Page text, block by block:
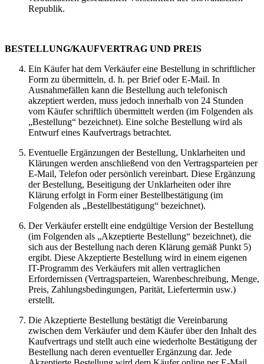
Republik.
BESTELLUNG/KAUFVERTRAG UND PREIS
Ein Käufer hat dem Verkäufer eine Bestellung in schriftlicher
Form zu übermitteln, d. h. per Brief oder E-Mail. In
Ausnahmefällen kann die Bestellung auch telefonisch
akzeptiert werden, muss jedoch innerhalb von 24 Stunden
vom Käufer schriftlich übermittelt werden (im Folgenden als
„Bestellung“ bezeichnet). Eine solche Bestellung wird als
Entwurf eines Kaufvertrags betrachtet.
Eventuelle Ergänzungen der Bestellung, Unklarheiten und
Klärungen werden anschließend von den Vertragsparteien per
E-Mail, Telefon oder persönlich vereinbart. Diese Ergänzung
der Bestellung, Beseitigung der Unklarheiten oder ihre
Klärung erfolgt in Form einer Bestellbestätigung (im
Folgenden als „Bestellbestätigung“ bezeichnet).
Der Verkäufer erstellt eine endgültige Version der Bestellung
(im Folgenden als „Akzeptierte Bestellung“ bezeichnet), die
sich aus der Bestellung nach deren Klärung gemäß Punkt 5)
ergibt. Diese Akzeptierte Bestellung wird in einem eigenen
IT-Programm des Verkäufers mit allen vertraglichen
Erfordernissen (Vertragsparteien, Warenbeschreibung, Menge,
Preis, Zahlungsbedingungen, Parität, Liefertermin usw.)
erstellt.
Die Akzeptierte Bestellung bestätigt die Vereinbarung
zwischen dem Verkäufer und dem Käufer über den Inhalt des
Kaufvertrags und stellt auch eine wiederholte Bestätigung der
Bestellung nach deren eventueller Ergänzung dar. Jede